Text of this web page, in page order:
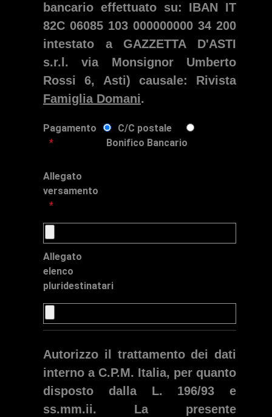
bancario effettuato su: IBAN IT
82C 06085 103 000000000 34 200
intestato a GAZZETTA D'ASTI
s.r.l. via Monsignor Umberto
Rossi 6, Asti) causale: Rivista
Famiglia Domani.
Pagamento
C/C postale
Bonifico Bancario
Allegato
versamento
Allegato
elenco
pluridestinatari
Autorizzo il trattamento dei dati
interno a C.P.M. Italia, per quanto
disposto dalla L. 196/93 e
ss.mm.ii. La presente